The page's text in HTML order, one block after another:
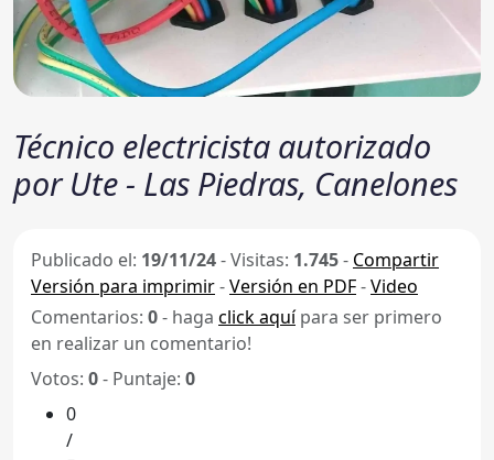
Técnico electricista autorizado
por Ute - Las Piedras, Canelones
Publicado el: 19/11/24-Visitas: 1.745- Compartir
Versión para imprimir-Versión en PDF-Video
Comentarios: 0- haga click aquípara ser primero
en realizar un comentario!
Votos: 0- Puntaje: 0
0
/